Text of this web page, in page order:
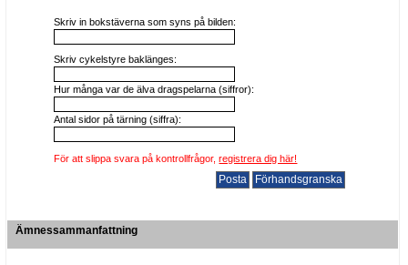
Skriv in bokstäverna som syns på bilden:
Skriv cykelstyre baklänges:
Hur många var de älva dragspelarna (siffror):
Antal sidor på tärning (siffra):
För att slippa svara på kontrollfrågor,registrera dig här!
Ämnessammanfattning